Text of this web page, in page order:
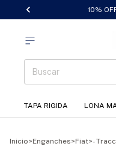
10%
TAPA RIGIDA LONA
Inicio>Enganches>Fiat>- Tracc